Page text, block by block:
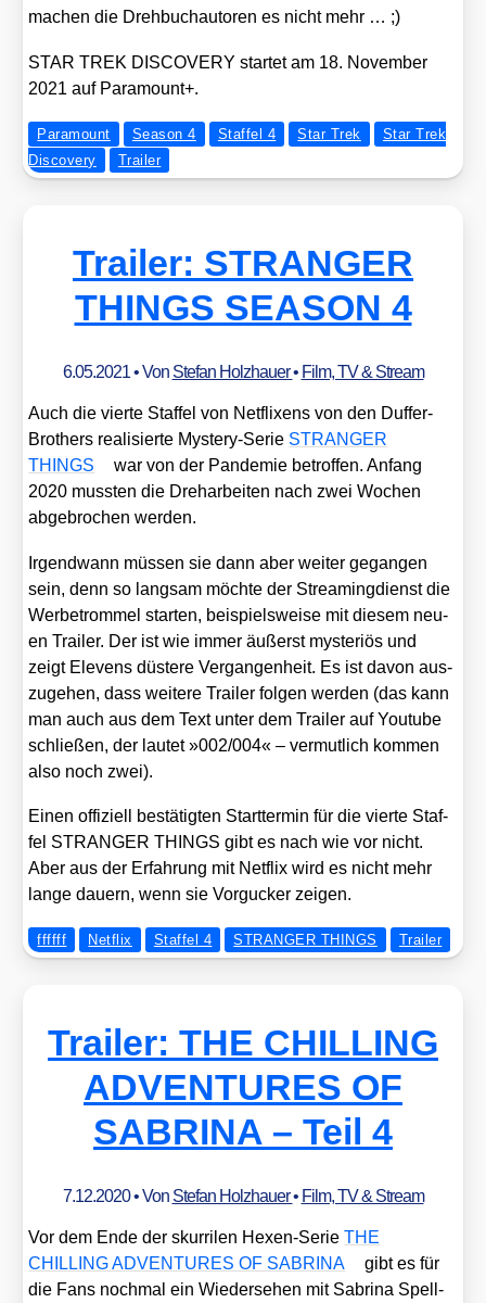
machen die Dreh­buch­au­to­ren es nicht mehr … ;)
STAR TREK DISCOVERY star­tet am 18. Novem­ber
2021 auf Para­mount+.
Paramount Season 4 Staffel 4 Star Trek
Star Trek
Discovery
Trailer
Trailer: STRANGER
THINGS SEASON 4
6.05.2021• Von Stefan Holzhauer• Film, TV & Stream
Auch die vier­te Staf­fel von Net­fli­xens von den Duf­fer-
Brot­hers rea­li­sier­te Mys­tery-Serie STRANGER
THINGS
war von der Pan­de­mie betrof­fen. Anfang
2020 muss­ten die Dreh­ar­bei­ten nach zwei Wochen
abge­bro­chen wer­den.
Irgend­wann müs­sen sie dann aber wei­ter gegan­gen
sein, denn so lang­sam möch­te der Strea­ming­dienst die
Wer­be­trom­mel star­ten, bei­spiels­wei­se mit die­sem neu­
en Trai­ler. Der ist wie immer äußerst mys­te­ri­ös und
zeigt Ele­vens düs­te­re Ver­gan­gen­heit. Es ist davon aus­
zu­ge­hen, dass wei­te­re Trai­ler fol­gen wer­den (das kann
man auch aus dem Text unter dem Trai­ler auf You­tube
schlie­ßen, der lau­tet »002/​004« – ver­mut­lich kom­men
also noch zwei).
Einen offi­zi­ell bestä­tig­ten Start­ter­min für die vier­te Staf­
fel STRANGER THINGS gibt es nach wie vor nicht.
Aber aus der Erfah­rung mit Net­flix wird es nicht mehr
lan­ge dau­ern, wenn sie Vor­gu­cker zei­gen.
ffffff Netflix Staffel 4 STRANGER THINGS Trailer
Trailer: THE CHILLING
ADVENTURES OF
SABRINA – Teil 4
7.12.2020• Von Stefan Holzhauer• Film, TV & Stream
Vor dem Ende der skur­ri­len Hexen-SerieTHE
CHILLING ADVENTURES OF SABRINA
gibt es für
die Fans noch­mal ein Wie­der­se­hen mit Sabri­na Spell­